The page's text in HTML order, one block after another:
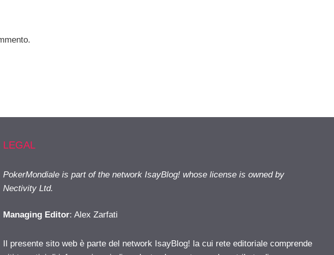
LEGAL
PokerMondiale is part of the network IsayBlog! whose license is owned by
Nectivity Ltd.
Managing Editor: Alex Zarfati
Il presente sito web è parte del network IsayBlog! la cui rete editoriale comprende